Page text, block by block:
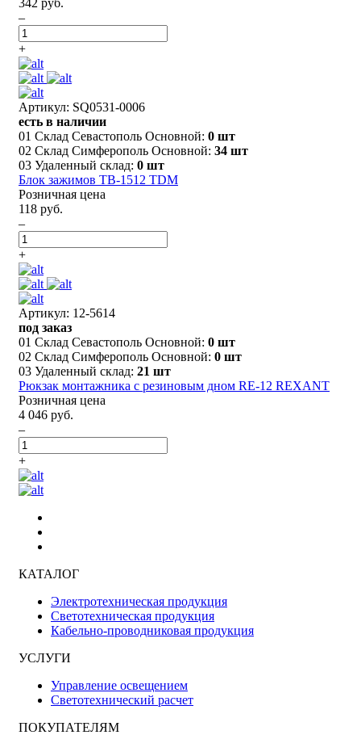
–
+
Артикул: SQ0531-0006
есть в наличии
01 Склад Севастополь Основной: 0 шт
02 Склад Симферополь Основной: 34 шт
03 Удаленный склад: 0 шт
Блок зажимов ТВ-1512 TDM
Розничная цена
118 руб.
–
+
Артикул: 12-5614
под заказ
01 Склад Севастополь Основной: 0 шт
02 Склад Симферополь Основной: 0 шт
03 Удаленный склад: 21 шт
Рюкзак монтажника с резиновым дном RE-12 REXANT
Розничная цена
4 046 руб.
–
+
КАТАЛОГ
Электротехническая продукция
Светотехническая продукция
Кабельно-проводниковая продукция
УСЛУГИ
Управление освещением
Светотехнический расчет
ПОКУПАТЕЛЯМ